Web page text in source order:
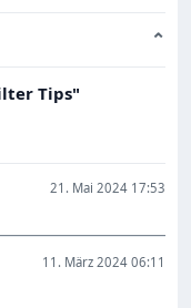
⌄
Tips"
21. Mai 2024 17:53
11. März 2024 06:11